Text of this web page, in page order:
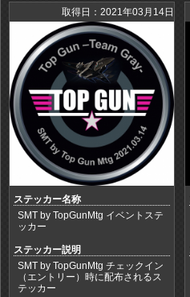
取得日：2021年03月14日
ステッカー名称
SMT by TopGunMtg イベントステ
ッカー
ステッカー説明
SMT by TopGunMtg チェックイン
（エントリー）時に配布されるス
テッカー